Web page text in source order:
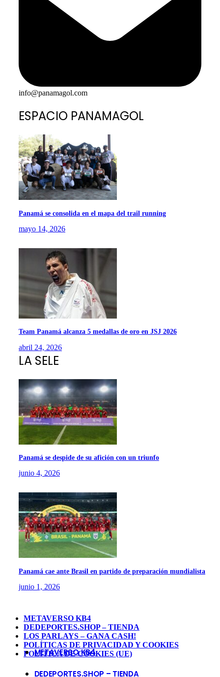
info@panamagol.com
ESPACIO PANAMAGOL
Panamá se consolida en el mapa del trail running
mayo 14, 2026
Team Panamá alcanza 5 medallas de oro en JSJ 2026
abril 24, 2026
LA SELE
Panamá se despide de su afición con un triunfo
junio 4, 2026
Panamá cae ante Brasil en partido de preparación mundialista
junio 1, 2026
METAVERSO KB4
DEDEPORTES.SHOP – TIENDA
LOS PARLAYS – GANA CASH!
POLÍTICAS DE PRIVACIDAD Y COOKIES
POLÍTICA DE COOKIES (UE)
METAVERSO KB4
DEDEPORTES.SHOP – TIENDA